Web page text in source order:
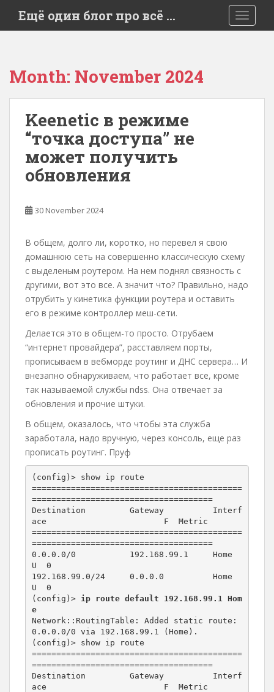
i
Ещё один блог про всё …
Month: November 2024
Keenetic в режиме
“точка доступа” не
может получить
обновления
30 November 2024
В общем, долго ли, коротко, но перевел я свою
домашнюю сеть на совершенно классическую схему
с выделеным роутером. На нем поднял связность с
другими, вот это все. А значит что? Правильно, надо
отрубить у кинетика функции роутера и оставить
его в режиме контроллер меш-сети.
Делается это в общем-то просто. Отрубаем
“интернет провайдера”, расставляем порты,
прописываем в вебморде роутинг и ДНС сервера… И
внезапно обнаруживаем, что работает все, кроме
так называемой службы ndss. Она отвечает за
обновления и прочие штуки.
В общем, оказалось, что чтобы эта служба
заработала, надо вручную, через консоль, еще раз
прописать роутинг. Пруф
(config)> show ip route
===========================================
=====================================
Destination         Gateway          Interf
ace                        F  Metric
===========================================
=====================================
0.0.0.0/0           192.168.99.1     Home
U  0
192.168.99.0/24     0.0.0.0          Home
U  0
(config)> ip route default 192.168.99.1 Hom
e
Network::RoutingTable: Added static route:
0.0.0.0/0 via 192.168.99.1 (Home).
(config)> show ip route
===========================================
=====================================
Destination         Gateway          Interf
ace                        F  Metric